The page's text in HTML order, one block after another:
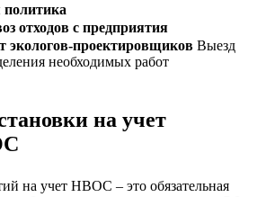
отходов с предприятия
экологов-проектировщиков Выезд
необходимых работ
на учет
на учет НВОС – это обязательная